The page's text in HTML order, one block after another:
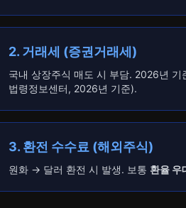
2. 거래세 (증권거래세)
국내 상장주식 매도 시 부담. 2026년 기
법령정보센터, 2026년 기준).
3. 환전 수수료 (해외주식)
원화 → 달러 환전 시 발생. 보통 환율 우